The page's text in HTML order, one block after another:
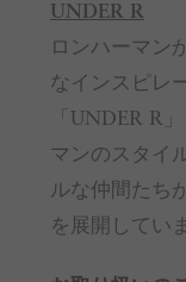
UNDER R
ロンハーマン
なインスピレ
「UNDER R
マンのスタイ
ルな仲間たち
を展開してい